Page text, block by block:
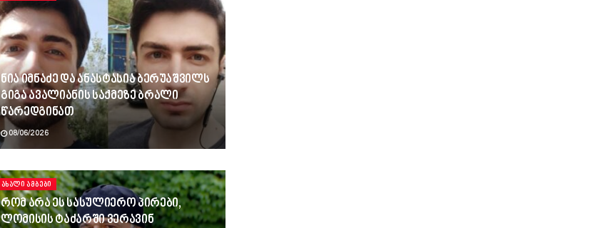
ნია იმნაძე და ანასტასია ბერუაშვილს
გიგა ავალიანის საქმეზე ბრალი
წარედგინათ
08/06/2026
ᲐᲮᲐᲚᲘ ᲐᲛᲑᲔᲑᲘ
რომ არა ეს სასულიერო პირები,
ლომისის ტაძარში ვერავინ